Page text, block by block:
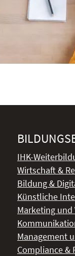
IHK-
Wirtschaft &
Bildung &
Künstliche
Marketing und
Management
Compliance &